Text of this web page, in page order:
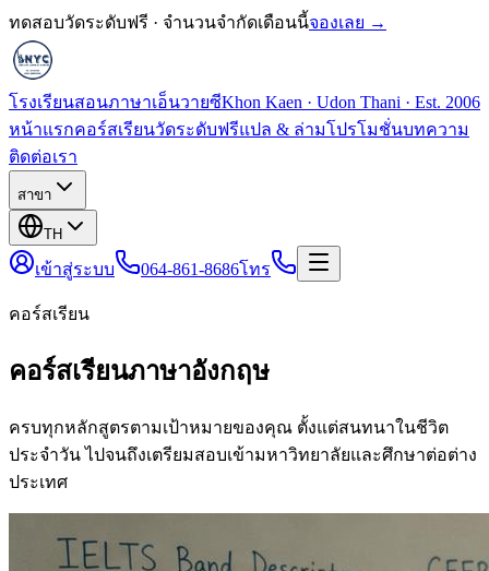
ทดสอบวัดระดับฟรี · จำนวนจำกัดเดือนนี้จองเลย →
โรงเรียนสอนภาษาเอ็นวายซีKhon Kaen · Udon Thani · Est. 2006
หน้าแรกคอร์สเรียนวัดระดับฟรีแปล & ล่ามโปรโมชั่นบทความ
ติดต่อเรา
สาขา
TH
เข้าสู่ระบบ 064-861-8686โทร
คอร์สเรียน
คอร์สเรียนภาษาอังกฤษ
ครบทุกหลักสูตรตามเป้าหมายของคุณ ตั้งแต่สนทนาในชีวิต
ประจำวัน ไปจนถึงเตรียมสอบเข้ามหาวิทยาลัยและศึกษาต่อต่าง
ประเทศ